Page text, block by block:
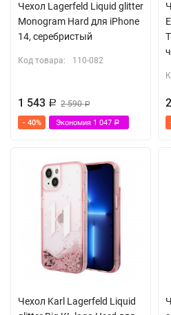
Чехол Lagerfeld Liquid glitter
Monogram Hard для iPhone
14, серебристый
Код товара: 110-082
1 543 Р 2 590Р
- 40% Экономия 1 047 Р
Чехол Karl Lagerfeld Liquid